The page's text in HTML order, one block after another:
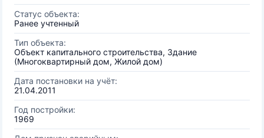
Статус объекта:
Ранее учтенный
Тип объекта:
Объект капитального строительства, Здание
(Многоквартирный дом, Жилой дом)
Дата постановки на учёт:
21.04.2011
Год постройки:
1969